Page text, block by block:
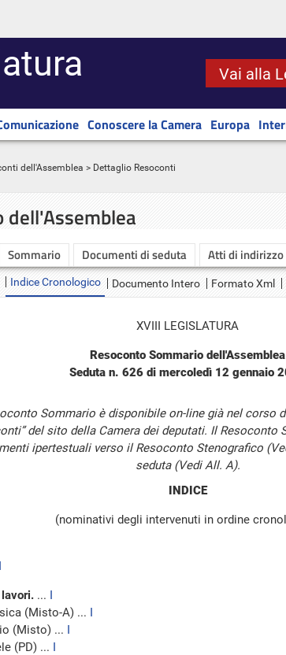
Vai alla
Conoscere la Camera Europa
dell'Assemblea > Dettaglio Resoconti
dell'Assemblea
Sommario Documenti di seduta Atti di
Indice Cronologico Documento Intero Formato Xml
XVIII LEGISLATURA
Resoconto Sommario dell'Assemblea
Seduta n. 626 di mercoledì 12 gennaio
Sommario è disponibile on-line già nel corso
del sito della Camera dei deputati. Il Resoconto
ipertestuali verso il Resoconto Stenografico
seduta (Vedi All. A).
INDICE
(nominativi degli intervenuti in ordine
I
... I
(Misto-A) ... I
(Misto) ... I
(PD) ... I